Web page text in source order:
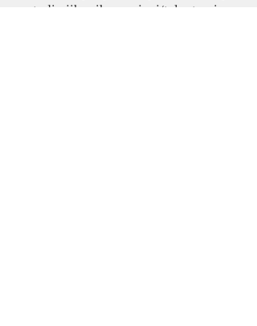
pa tudi njihovih nagnjenj/talentov in